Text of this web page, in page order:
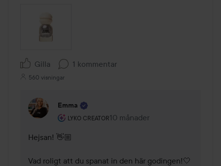
Gilla 1 kommentar
560 visningar
Emma
LYKO CREATOR
Användarens roll: Lyko Creator.
10 månader
Kommentaren lades 10 månader
Hejsan! 👋🏼
Vad roligt att du spanat in den här godingen!🤍